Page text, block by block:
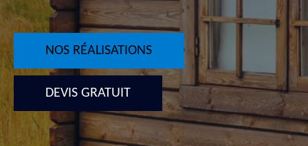
NOS RÉALISATIONS
DEVIS GRATUIT